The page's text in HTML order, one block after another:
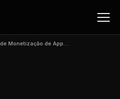
Estratégias de Monetização de Apps — Como Aumentar ARPDAU, ARPU e LTV